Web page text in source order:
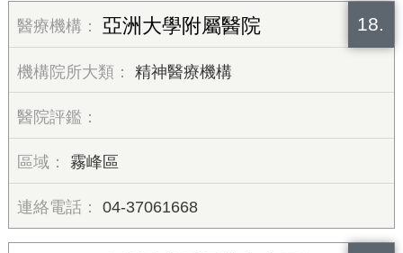
18.
亞洲大學附屬醫院
精神醫療機構
霧峰區
04-37061668